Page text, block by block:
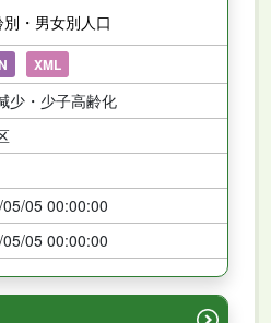
別・男女別人口
XML
少・少子高齢化
05 00:00:00
05 00:00:00